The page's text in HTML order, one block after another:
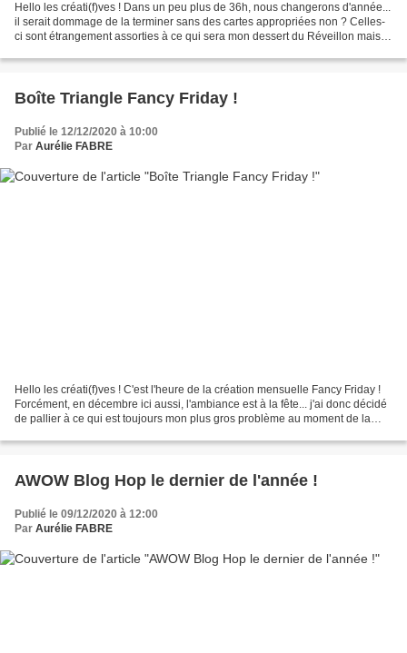
Hello les créati(f)ves ! Dans un peu plus de 36h, nous changerons d'année...
il serait dommage de la terminer sans des cartes appropriées non ? Celles-
ci sont étrangement assorties à ce qui sera mon dessert du Réveillon mais
Boîte Triangle Fancy Friday !
Publié le 12/12/2020 à 10:00
Par Aurélie FABRE
Hello les créati(f)ves ! C'est l'heure de la création mensuelle Fancy Friday !
Forcément, en décembre ici aussi, l'ambiance est à la fête... j'ai donc décidé
de pallier à ce qui est toujours mon plus gros problème au moment de la
AWOW Blog Hop le dernier de l'année !
Publié le 09/12/2020 à 12:00
Par Aurélie FABRE